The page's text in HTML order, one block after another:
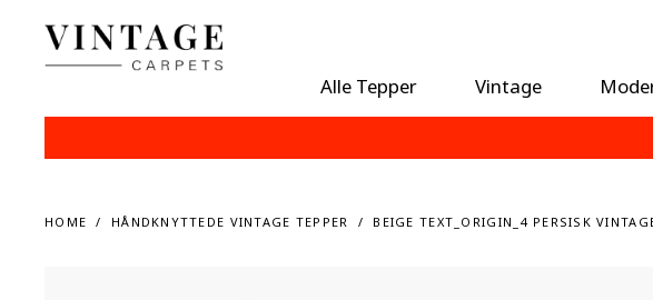
Alle Tepper Vintage
HOME HÅNDKNYTTEDE VINTAGE TEPPER BEIGE TEXT_ORIGIN_4 PERSISK